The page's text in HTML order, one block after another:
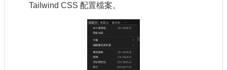
Tailwind CSS 配置檔案。